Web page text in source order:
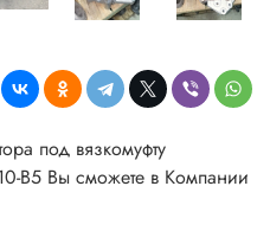
под вязкомуфту
В5 Вы сможете в Компании